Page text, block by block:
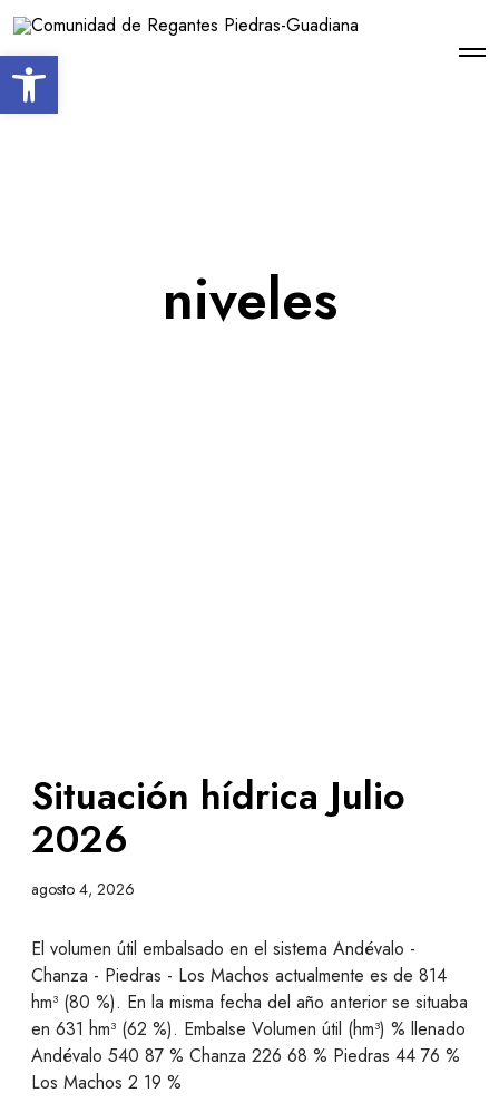
Open toolbar
niveles
Situación hídrica Julio
2026
agosto 4, 2026
El volumen útil embalsado en el sistema Andévalo -
Chanza - Piedras - Los Machos actualmente es de 814
hm³ (80 %). En la misma fecha del año anterior se situaba
en 631 hm³ (62 %). Embalse Volumen útil (hm³) % llenado
Andévalo 540 87 % Chanza 226 68 % Piedras 44 76 %
Los Machos 2 19 %